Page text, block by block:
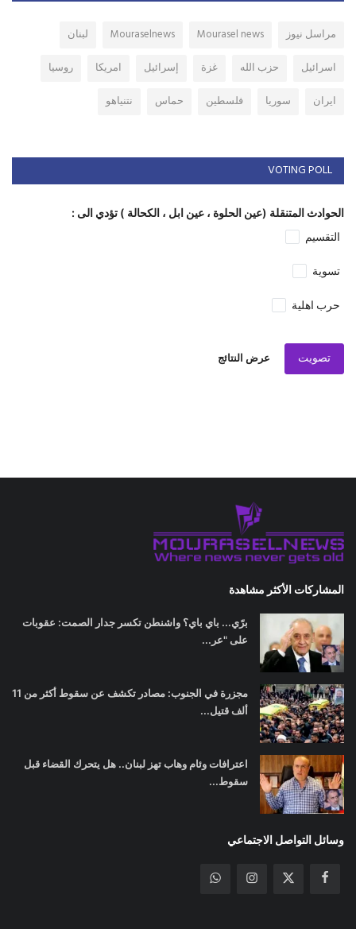
مراسل نيوز Mourasel news
Mouraselnews
لبنان
اسرائيل
حزب الله غزة إسرائيل امريكا
روسيا
ايران
سوريا فلسطين حماس نتنياهو
VOTING POLL
الحوادث المتنقلة (عين الحلوة ، عين ابل ، الكحالة ) تؤدي الى :
التقسيم
تسوية
حرب اهلية
تصويت عرض النتائج
المشاركات الأكثر مشاهدة
برّي... باي باي؟ واشنطن تكسر جدار الصمت: عقوبات
على "عر...
مجزرة في الجنوب: مصادر تكشف عن سقوط أكثر من 11
ألف قتيل...
اعترافات وئام وهاب تهز لبنان.. هل يتحرك القضاء قبل
سقوط...
وسائل التواصل الاجتماعي